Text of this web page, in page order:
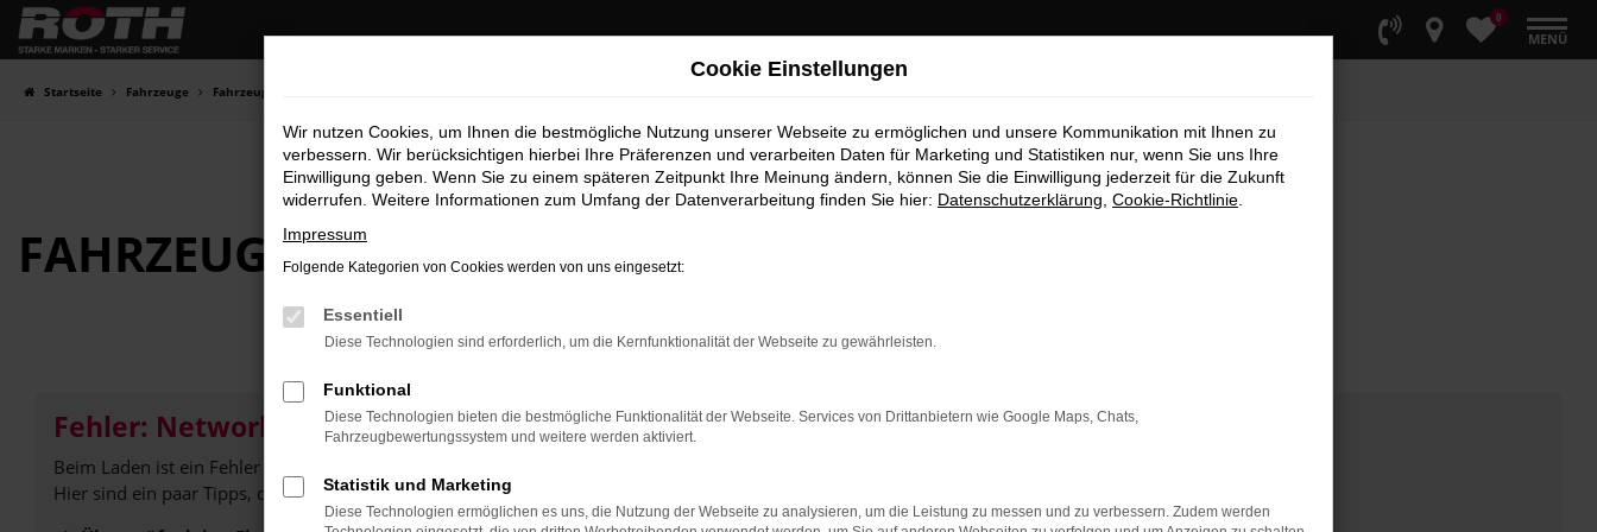
Zum
Hauptinhalt
0
MENÜ
Startseite Fahrzeuge Fahrzeugbestand
FAHRZEUG-SHOWROOM
Fehler: Network Error
Beim Laden ist ein Fehler aufgetreten.
Hier sind ein paar Tipps, die dir helfen können:
Cookie Einstellungen
Wir nutzen Cookies, um Ihnen die bestmögliche Nutzung unserer Webseite zu ermöglichen und unsere Kommunikation mit Ihnen zu
verbessern. Wir berücksichtigen hierbei Ihre Präferenzen und verarbeiten Daten für Marketing und Statistiken nur, wenn Sie uns Ihre
Einwilligung geben. Wenn Sie zu einem späteren Zeitpunkt Ihre Meinung ändern, können Sie die Einwilligung jederzeit für die Zukunft
widerrufen. Weitere Informationen zum Umfang der Datenverarbeitung finden Sie hier: Datenschutzerklärung Cookie-Richtlinie
Impressum
Folgende Kategorien von Cookies werden von uns eingesetzt:
Essentiell
Diese Technologien sind erforderlich, um die Kernfunktionalität der Webseite zu gewährleisten.
Funktional
Diese Technologien bieten die bestmögliche Funktionalität der Webseite. Services von Drittanbietern wie Google Maps, Chats,
Fahrzeugbewertungssystem und weitere werden aktiviert.
Statistik und Marketing
Diese Technologien ermöglichen es uns, die Nutzung der Webseite zu analysieren, um die Leistung zu messen und zu verbessern. Zudem werden